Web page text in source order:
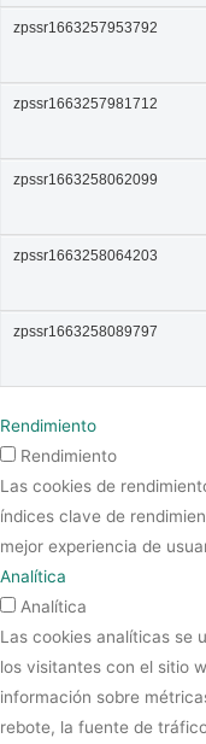
zpssr1663257953792
zpssr1663257981712
zpssr1663258062099
zpssr1663258064203
zpssr1663258089797
Rendimiento
Rendimiento
Las cookies de
índices clave de
mejor experiencia de
Analítica
Analítica
Las cookies analíticas se
los visitantes con el sitio
información sobre
rebote, la fuente de